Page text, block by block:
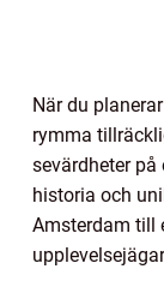
När du
rymma
sevärdheter på
historia och
Amsterdam till